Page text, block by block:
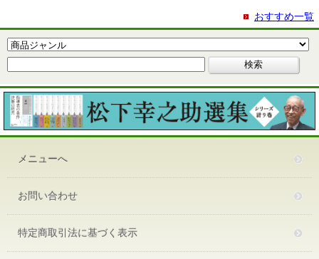
おすすめ一覧
メニューへ
お問い合わせ
特定商取引法に基づく表示